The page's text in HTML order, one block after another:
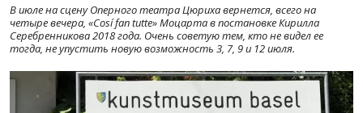
В июле на сцену Оперного театра Цюриха вернется, всего на
четыре вечера, «Cosí fan tutte» Моцарта в постановке Кирилла
Серебренникова 2018 года. Очень советую тем, кто не видел ее
тогда, не упустить новую возможность 3, 7, 9 и 12 июля.